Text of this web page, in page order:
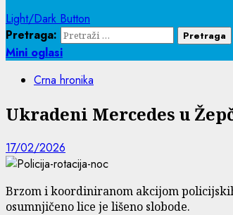
Light/Dark Button
Pretraga:
Mini oglasi
Crna hronika
Ukradeni Mercedes u
17/02/2026
Brzom i koordiniranom akcijom
osumnjičeno lice je lišeno slobode.